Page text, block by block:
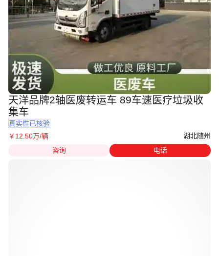
天洋品牌2轴医废转运车 89车速医疗垃圾收
集车
真实性已核验
￥ 12 .50万/辆
湖北随州
咨询
电话